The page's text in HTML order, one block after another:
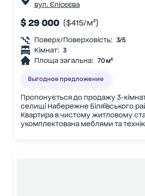
вул. Єлісєєва
$ 29 000 ($415/м²)
Поверх/Поверховість: 3/5
Кімнат: 3
Площа загальна: 70 м²
Выгодное предложение
Пропонується до продажу 3-
селищі Набережне Біляївського
Квартира в чистому житловому
укомплектована меблями та